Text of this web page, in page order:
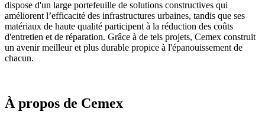
dispose d'un large portefeuille de solutions constructives qui
améliorent l’efficacité des infrastructures urbaines, tandis que ses
matériaux de haute qualité participent à la réduction des coûts
d'entretien et de réparation. Grâce à de tels projets, Cemex construit
un avenir meilleur et plus durable propice à l'épanouissement de
chacun.
À propos de Cemex